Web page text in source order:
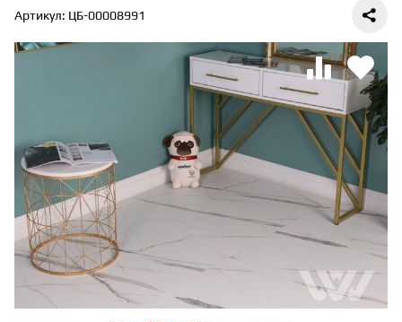
Полезная информация
Как выбрать
Калькулятор
ИНЖЕНЕРНАЯ ДОСКА
ПАРКЕТНАЯ ДОСКА
ТЕРРАСНАЯ ДОСКА
КОВРОВАЯ ПЛИТКА
МОДУЛЬНЫЕ ПВХ
Артикул: ЦБ-00008991